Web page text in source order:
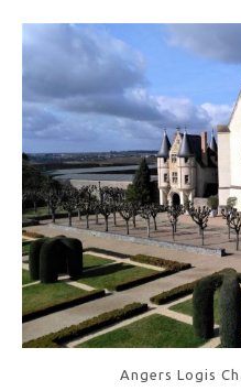
Angers Logis